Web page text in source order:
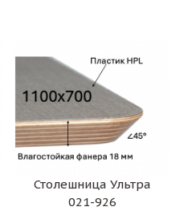
Столешница Ультра
021-926